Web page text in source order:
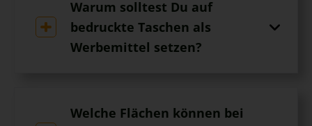
Warum solltest Du auf
bedruckte Taschen als
Werbemittel setzen?
Welche Flächen können bei